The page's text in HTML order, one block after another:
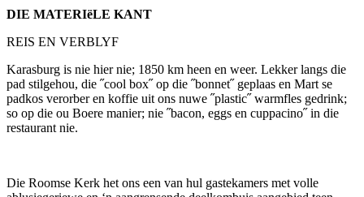
DIE MATERIëLE KANT
REIS EN VERBLYF
Karasburg is nie hier nie; 1850 km heen en weer. Lekker langs die
pad stilgehou, die ˝cool box˝ op die ˝bonnet˝ geplaas en Mart se
padkos verorber en koffie uit ons nuwe ˝plastic˝ warmfles gedrink;
so op die ou Boere manier; nie ˝bacon, eggs en cuppacino˝ in die
restaurant nie.
Die Roomse Kerk het ons een van hul gastekamers met volle